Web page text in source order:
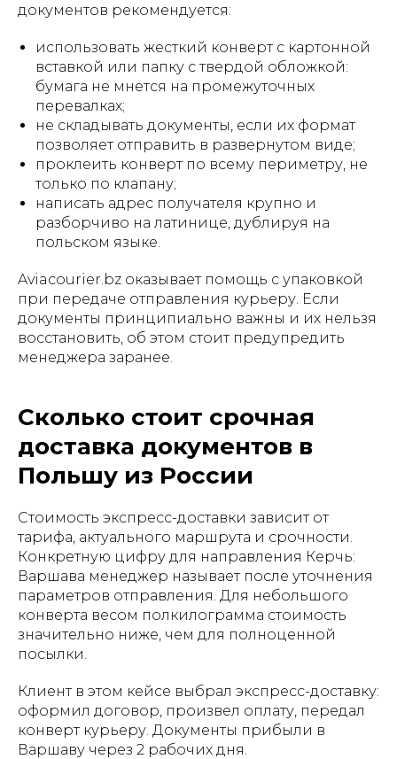
документов рекомендуется:
использовать жесткий конверт с картонной
вставкой или папку с твердой обложкой:
бумага не мнется на промежуточных
перевалках;
не складывать документы, если их формат
позволяет отправить в развернутом виде;
проклеить конверт по всему периметру, не
только по клапану;
написать адрес получателя крупно и
разборчиво на латинице, дублируя на
польском языке.
Aviacourier.bz оказывает помощь с упаковкой
при передаче отправления курьеру. Если
документы принципиально важны и их нельзя
восстановить, об этом стоит предупредить
менеджера заранее.
Сколько стоит срочная
доставка документов в
Польшу из России
Стоимость экспресс-доставки зависит от
тарифа, актуального маршрута и срочности.
Конкретную цифру для направления Керчь:
Варшава менеджер называет после уточнения
параметров отправления. Для небольшого
конверта весом полкилограмма стоимость
значительно ниже, чем для полноценной
посылки.
Клиент в этом кейсе выбрал экспресс-доставку:
оформил договор, произвел оплату, передал
конверт курьеру. Документы прибыли в
Варшаву через 2 рабочих дня.